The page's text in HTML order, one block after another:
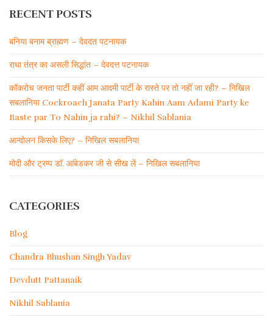
RECENT POSTS
बनिया बनाम ब्राह्मण – देवदत पटनायक
राधा तंत्र का असली सिद्धांत – देवदत्त पटनायक
कॉकरोच जनता पार्टी कहीं आम आदमी पार्टी के रास्ते पर तो नहीं जा रही? – निखिल
सबलानिया Cockroach Janata Party Kahin Aam Adami Party ke
Raste par To Nahin ja rahi? – Nikhil Sablania
आन्दोलन किसके लिए? – निखिल सबलानिया
मोदी और ट्रम्प डाॅ. आंबेडकर जी से सीख लें – निखिल सबलानिया
CATEGORIES
Blog
Chandra Bhushan Singh Yadav
Devdutt Pattanaik
Nikhil Sablania